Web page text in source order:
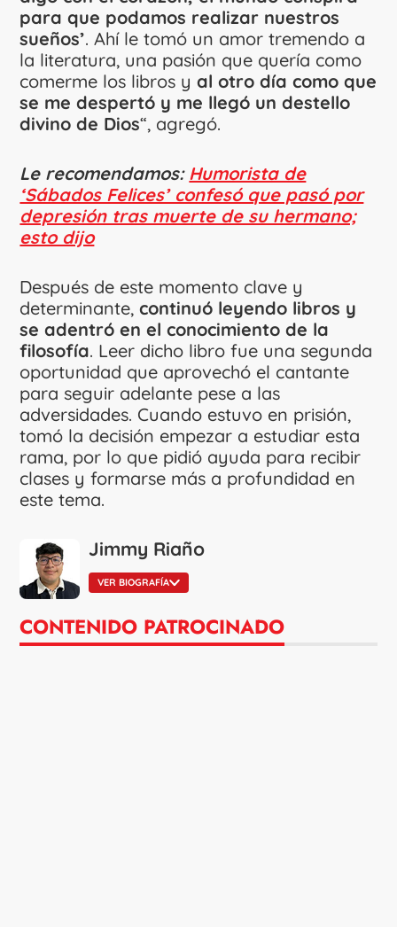
para que podamos realizar nuestros
sueños’. Ahí le tomó un amor tremendo a
la literatura, una pasión que quería como
comerme los libros yal otro día como que
se me despertó y me llegó un destello
divino de Dios“, agregó.
Le recomendamos: Humorista de
‘Sábados Felices’ confesó que pasó por
depresión tras muerte de su hermano;
esto dijo
Después de este momento clave y
determinante,continuó leyendo libros y
se adentró en el conocimiento de la
filosofía. Leer dicho libro fue una segunda
oportunidad que aprovechó el cantante
para seguir adelante pese a las
adversidades. Cuando estuvo en prisión,
tomó la decisión empezar a estudiar esta
rama, por lo que pidió ayuda para recibir
clases y formarse más a profundidad en
este tema.
Jimmy Riaño
VER BIOGRAFÍA
CONTENIDO PATROCINADO